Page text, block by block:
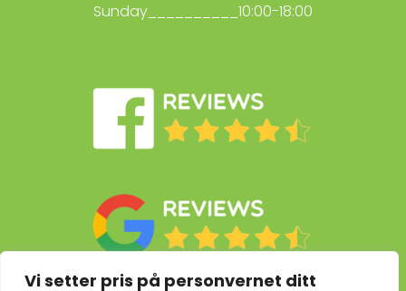
Vi setter pris på personvernet ditt
Sunday__________10:00-18:00